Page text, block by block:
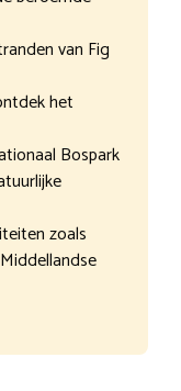
van Fig
het
Bospark
zoals